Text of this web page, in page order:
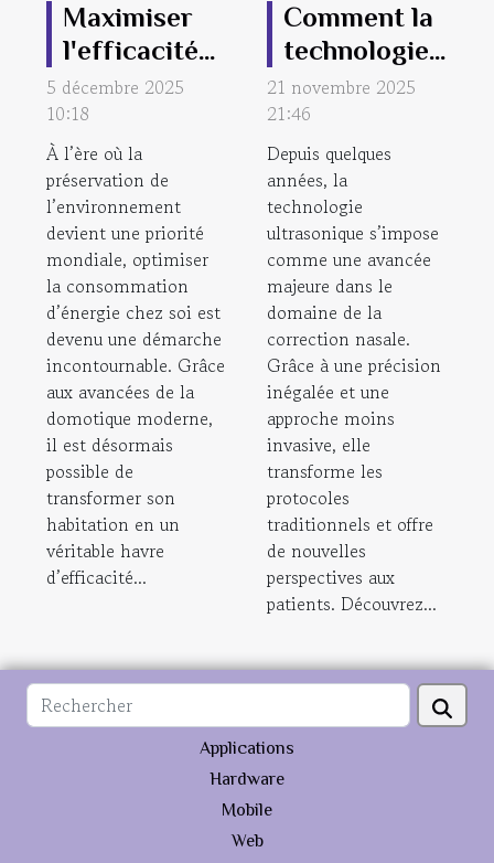
Maximiser
l'efficacité
énergétique
avec la
domotique
moderne
5 décembre 2025
10:18
À l’ère où la
préservation de
l’environnement
devient une priorité
mondiale, optimiser
la consommation
d’énergie chez soi est
devenu une démarche
incontournable. Grâce
aux avancées de la
domotique moderne,
il est désormais
possible de
transformer son
habitation en un
véritable havre
d’efficacité...
Comment la
technologie
ultrasonique
révolutionne
la correction
nasale ?
21 novembre 2025
21:46
Depuis quelques
années, la
technologie
ultrasonique s’impose
comme une avancée
majeure dans le
domaine de la
correction nasale.
Grâce à une précision
inégalée et une
approche moins
invasive, elle
transforme les
protocoles
traditionnels et offre
de nouvelles
perspectives aux
patients. Découvrez...
Applications
Hardware
Mobile
Web